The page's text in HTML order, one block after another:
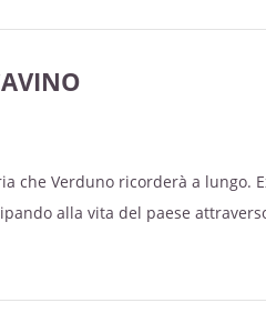
che Verduno ricorderà a lungo.
alla vita del paese